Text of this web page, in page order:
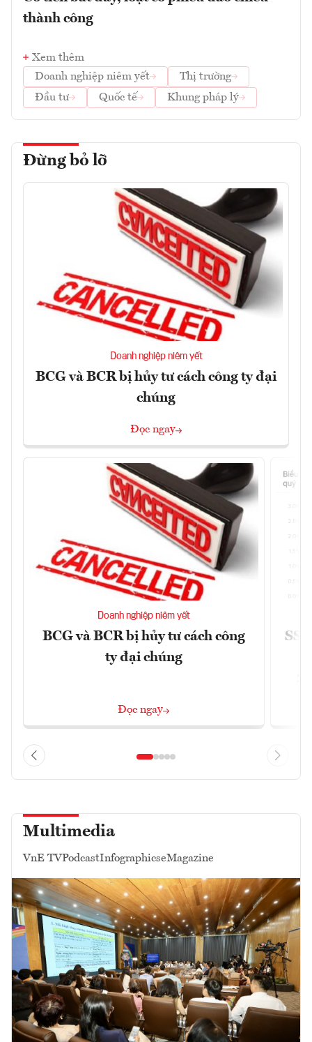
thành công
Xem thêm
Doanh nghiệp niêm yết
Thị trường
Đầu tư
Quốc tế Khung pháp lý
Đừng bỏ lỡ
Doanh nghiệp niêm yết
BCG và BCR bị hủy tư cách công ty đại
chúng
Đọc ngay
Doanh nghiệp niêm yết
BCG và BCR bị hủy tư cách công
ty đại chúng
Đọc ngay
SSI
Multimedia
VnE TVPodcastInfographicseMagazine